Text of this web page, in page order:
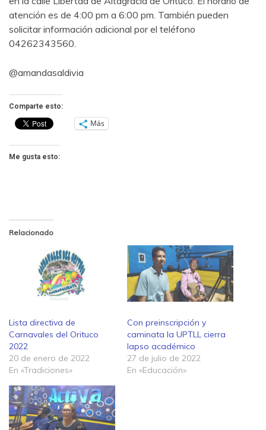
atención es de 4:00 pm a 6:00 pm. También pueden
solicitar información adicional por el teléfono
04262343560.
@amandasaldivia
Comparte esto:
Más
Me gusta esto:
Relacionado
Lista directiva de
Carnavales del Orituco
2022
20 de enero de 2022
En «Tradiciones»
Con preinscripción y
caminata la UPTLL cierra
lapso académico
27 de julio de 2022
En «Educación»